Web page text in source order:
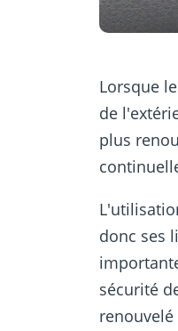
Lorsque
de
plus
donc ses
sécurité
renouvelé